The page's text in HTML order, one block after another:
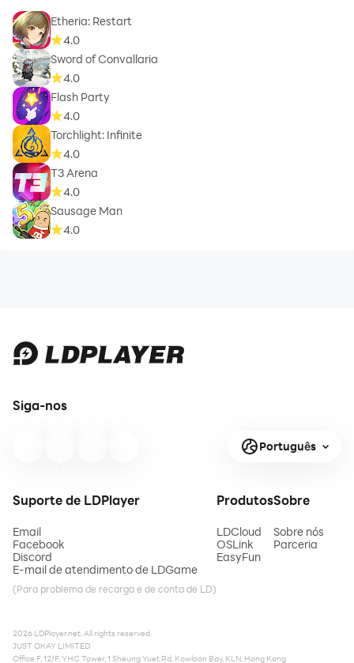
Etheria: Restart
4.0
Sword of Convallaria
4.0
Flash Party
4.0
Torchlight: Infinite
4.0
T3 Arena
4.0
Sausage Man
4.0
Siga-nos
Português
Suporte de LDPlayer
Email
Facebook
Discord
E-mail de atendimento de LDGame
(Para problema de recarga e de conta de LD)
Produtos
LDCloud
OSLink
EasyFun
Sobre
Sobre nós
Parceria
2026 LDPlayer.net. All rights reserved.
JUST OKAY LIMITED
Office F, 12/F, YHC Tower, 1 Sheung Yuet Rd, Kowloon Bay, KLN, Hong Kong